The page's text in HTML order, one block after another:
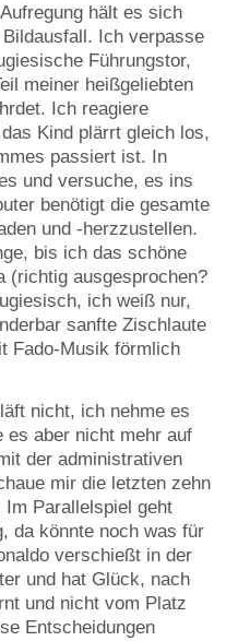
hält es sich
Ich verpasse
Führungstor,
meiner heißgeliebten
Ich reagiere
Kind plärrt gleich los,
passiert ist. In
und versuche, es ins
benötigt die gesamte
und -herzzustellen.
bis ich das schöne
(richtig ausgesprochen?
ich weiß nur,
sanfte Zischlaute
Fado-Musik förmlich
nicht, ich nehme es
es aber nicht mehr auf
der administrativen
mir die letzten zehn
Im Parallelspiel geht
da könnte noch was für
verschießt in der
und hat Glück, nach
und nicht vom Platz
Entscheidungen